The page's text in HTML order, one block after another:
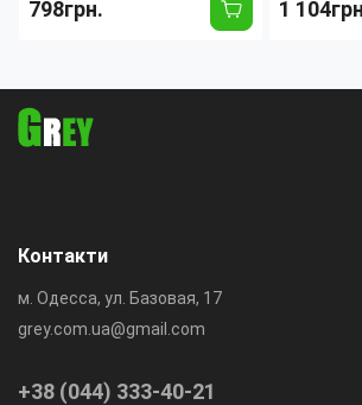
накладка-приставка на
798грн.
Фіоле
1
Контакти
м. Одесса, ул. Базовая, 17
grey.com.ua@gmail.com
+38 (044) 333-40-21